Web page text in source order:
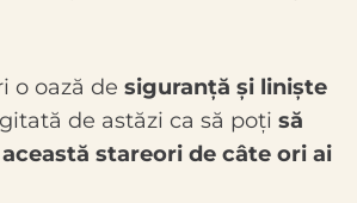
o oază de siguranță și liniște
de astăzi ca să poți să
stareori de câte ori ai